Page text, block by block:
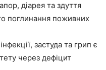
діарея та здуття
поглинання поживних
застуда та грип є
через дефіцит